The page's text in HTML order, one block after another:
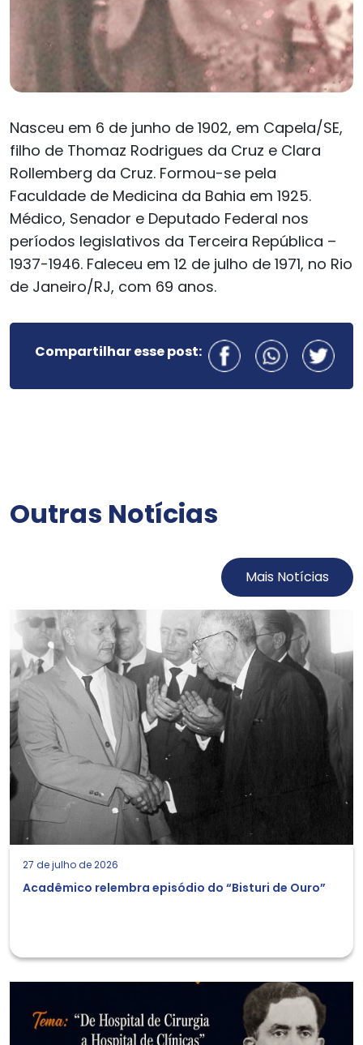
Nasceu em 6 de junho de 1902, em Capela/SE,
filho de Thomaz Rodrigues da Cruz e Clara
Rollemberg da Cruz. Formou-se pela
Faculdade de Medicina da Bahia em 1925.
Médico, Senador e Deputado Federal nos
períodos legislativos da Terceira República –
1937-1946. Faleceu em 12 de julho de 1971, no Rio
de Janeiro/RJ, com 69 anos.
Compartilhar esse post:
Outras Notícias
Mais Notícias
27 de julho de 2026
Acadêmico relembra episódio do “Bisturi de Ouro”